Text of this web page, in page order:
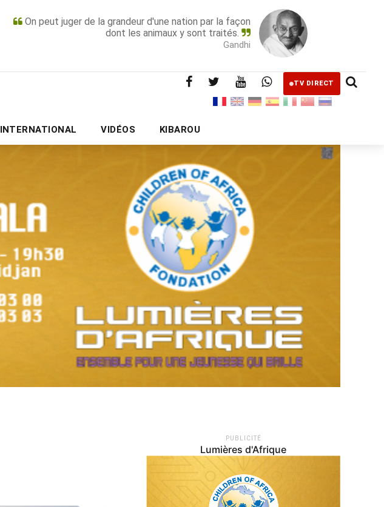
On peut juger de la grandeur d'une nation par la façon
dont les animaux y sont traités.
Gandhi
TV DIRECT
INTERNATIONAL VIDÉOS KIBAROU
PUBLICITÉ
Lumières d'Afrique